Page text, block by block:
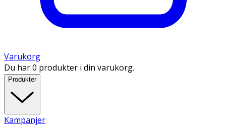
Varukorg
Du har 0 produkter i din varukorg.
Produkter
Kampanjer